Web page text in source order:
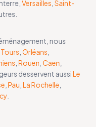
Versailles Saint-
nous
Tours Orléans
Rouen Caen
desservent aussiLe
Pau La Rochelle